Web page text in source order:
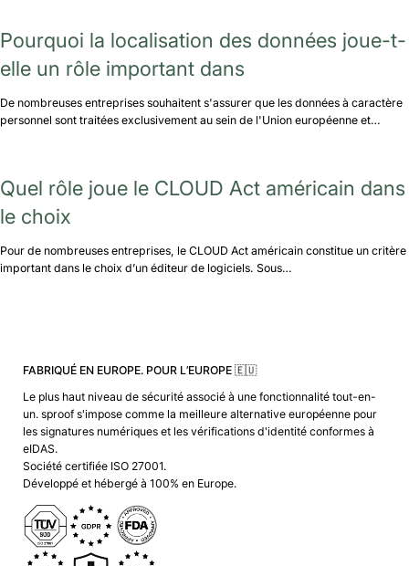
Pourquoi la localisation des données joue-t-
elle un rôle important dans
De nombreuses entreprises souhaitent s'assurer que les données à caractère
personnel sont traitées exclusivement au sein de l'Union européenne et…
Quel rôle joue le CLOUD Act américain dans
le choix
Pour de nombreuses entreprises, le CLOUD Act américain constitue un critère
important dans le choix d’un éditeur de logiciels. Sous…
FABRIQUÉ EN EUROPE. POUR L’EUROPE 🇪🇺
Le plus haut niveau de sécurité associé à une fonctionnalité tout-en-
un. sproof s'impose comme la meilleure alternative européenne pour
les signatures numériques et les vérifications d'identité conformes à
eIDAS.
Société certifiée ISO 27001.
Développé et hébergé à 100% en Europe.